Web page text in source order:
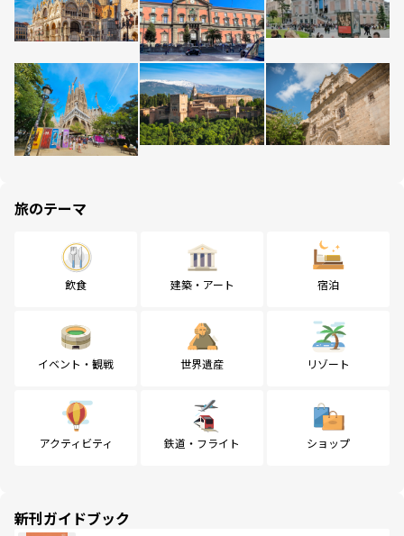
旅のテーマ
飲食 建築・アート 宿泊
イベント・観戦 世界遺産 リゾート
アクティビティ 鉄道・フライト ショップ
新刊ガイドブック